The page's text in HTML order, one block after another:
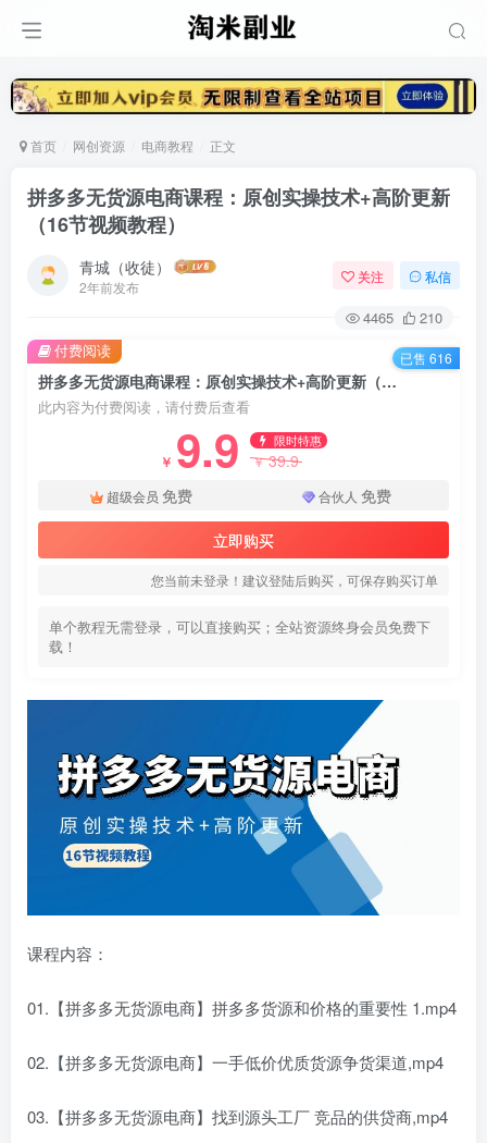
首页 网创资源 电商教程 正文
拼多多无货源电商课程：原创实操技术+高阶更新
（16节视频教程）
青城（收徒）
2年前发布
关注 私信
4465 210
拼多多无货源电商课程：原创实操技术+高阶更新（16节视频教程）
此内容为付费阅读，请付费后查看
￥ 9.9 限时特惠
￥39.9
超级会员 免费 合伙人 免费
立即购买
您当前未登录！建议登陆后购买，可保存购买订单
单个教程无需登录，可以直接购买；全站资源终身会员免费下
载！
付费阅读 已售 616
课程内容：
01.【拼多多无货源电商】拼多多货源和价格的重要性 1.mp4
02.【拼多多无货源电商】一手低价优质货源争货渠道,mp4
03.【拼多多无货源电商】找到源头工厂 竞品的供贷商,mp4